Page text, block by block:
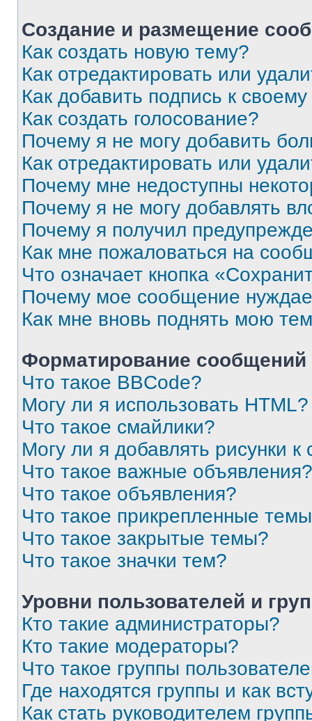
Создание и размещение
Как создать новую тему?
Как отредактировать или
Как добавить подпись к
Как создать голосование?
Почему я не могу добавить
Как отредактировать или
Почему мне недоступны
Почему я не могу добавлять
Почему я получил
Как мне пожаловаться на
Что означает кнопка
Почему мое сообщение
Как мне вновь поднять мою
Форматирование
Что такое BBCode?
Могу ли я использовать HTML?
Что такое смайлики?
Могу ли я добавлять рисунки
Что такое важные объявления?
Что такое объявления?
Что такое прикрепленные
Что такое закрытые темы?
Что такое значки тем?
Уровни пользователей и
Кто такие администраторы?
Кто такие модераторы?
Что такое группы
Где находятся группы и как
Как стать руководителем